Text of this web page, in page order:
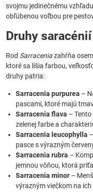
svojmu jedinečnému
obľúbenou voľbou pre
Druhy saracénií
Rod Sarraceniazahŕňa
ktoré sa líšia farbou,
druhy patria:
Sarracenia purpurea –
pascami, ktoré majú
Sarracenia flava –
zelenej farbe a
Sarracenia leucophylla
pasce s výrazným
Sarracenia rubra –
jemnou vôňou, ktorá
Sarracenia minor –
výrazným viečkom na ich